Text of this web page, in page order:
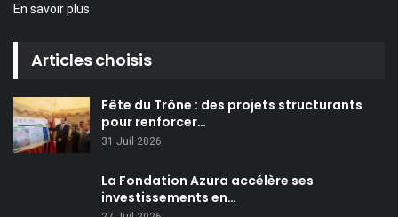
En savoir plus
Articles choisis
Fête du Trône : des projets structurants
pour renforcer…
31 Juil 2026
La Fondation Azura accélère ses
investissements en…